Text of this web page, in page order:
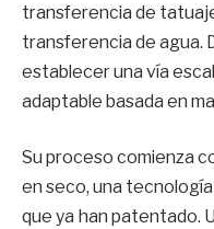
transferencia de
transferencia de agua.
establecer una vía
adaptable basada en
Su proceso comienza
en seco, una
que ya han patentado.